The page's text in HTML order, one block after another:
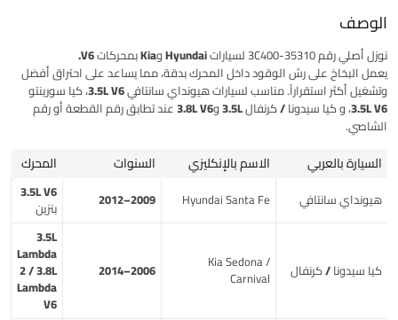
الوصف
نوزل أصليرقم 35310-3C400
لسيارات Hyundai وKia بمحركات V6.
يعمل البخاخ على رش الوقود داخل المحرك بدقة، مما يساعد على احتراق أفضل
وتشغيل أكثر استقراراً. مناسب لسياراتهيونداي سانتافي 3.5L V6 ،كيا سورينتو
3.5L V6، وكيا سيدونا / كرنفال 3.5L و3.8L V6
عند تطابق رقم القطعة أو رقم
الشاصي.
السيارة بالعربي الاسم بالإنكليزي السنوات المحرك
هيونداي سانتافي Hyundai Santa Fe
2009–2012
3.5L V6
بنزين
كيا سيدونا / كرنفال Kia Sedona /
Carnival
2006–2014
3.5L
Lambda
2 / 3.8L
Lambda
V6